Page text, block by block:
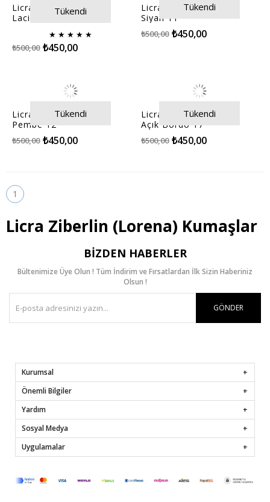
Tükendi
Licra Ziberlin (Lorena)
Lacivert 10
★ ★ ★ ★ ★
₺450,00
₺500,00
Tükendi
Licra Ziberlin (Lorena)
Siyah 11
₺450,00
₺500,00
Tükendi
Licra Ziberlin (Lorena)
Pembe 12
₺450,00
₺500,00
Tükendi
Licra Ziberlin (Lorena)
Açık Bordo 17
₺450,00
₺500,00
1
Licra Ziberlin (Lorena) Kumaşlar
BIZDEN HABERLER
Bültenimize Üye Olun ! Tüm İndirim ve Fırsatlardan İlk Sizin Haberiniz
Olsun !
GÖNDER
Kurumsal
Önemli Bilgiler
Yardım
Sosyal Medya
Uygulamalar